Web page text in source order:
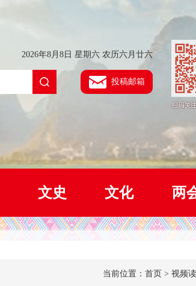
2026年8月8日 星期六 农历六月廿六
投稿邮箱
文史 文化 两
当前位置：首页 > 视频